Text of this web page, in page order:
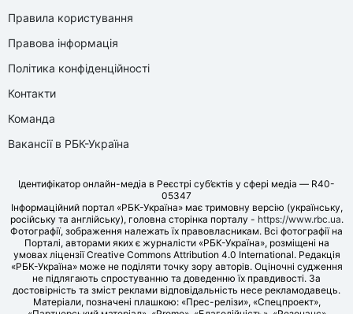
Правила користування
Правова інформація
Політика конфіденційності
Контакти
Команда
Вакансії в РБК-Україна
Ідентифікатор онлайн-медіа в Реєстрі суб’єктів у сфері медіа — R40-
05347
Інформаційний портал «РБК-Україна» має тримовну версію (українську,
російську та англійську), головна сторінка порталу - https://www.rbc.ua.
Фотографії, зображення належать їх правовласникам. Всі фотографії на
Порталі, авторами яких є журналісти «РБК-Україна», розміщені на
умовах ліцензії Creative Commons Attribution 4.0 International. Редакція
«РБК-Україна» може не поділяти точку зору авторів. Оціночні судження
не підлягають спростуванню та доведенню їх правдивості. За
достовірність та зміст реклами відповідальність несе рекламодавець.
Матеріали, позначені плашкою: «Прес-релізи», «Спецпроект»,